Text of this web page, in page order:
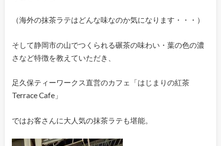
（海外の抹茶ラテはどんな味なのか気になります・・・）
そして静岡市の山でつくられる碾茶の味わい・葉の色の濃
さなど特徴を教えていただき、
足久保ティーワークス直営のカフェ「はじまりの紅茶
Terrace Cafe」
ではお客さんに大人気の抹茶ラテも堪能。